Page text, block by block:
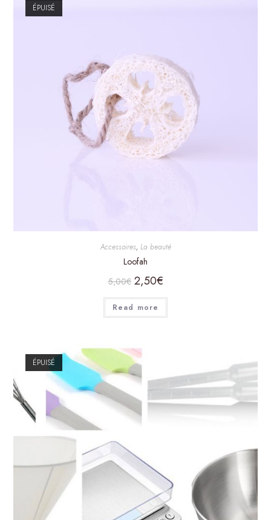
ÉPUISÉ
Accessoires, La beauté
Loofah
5,00€ 2,50€
Read more
ÉPUISÉ